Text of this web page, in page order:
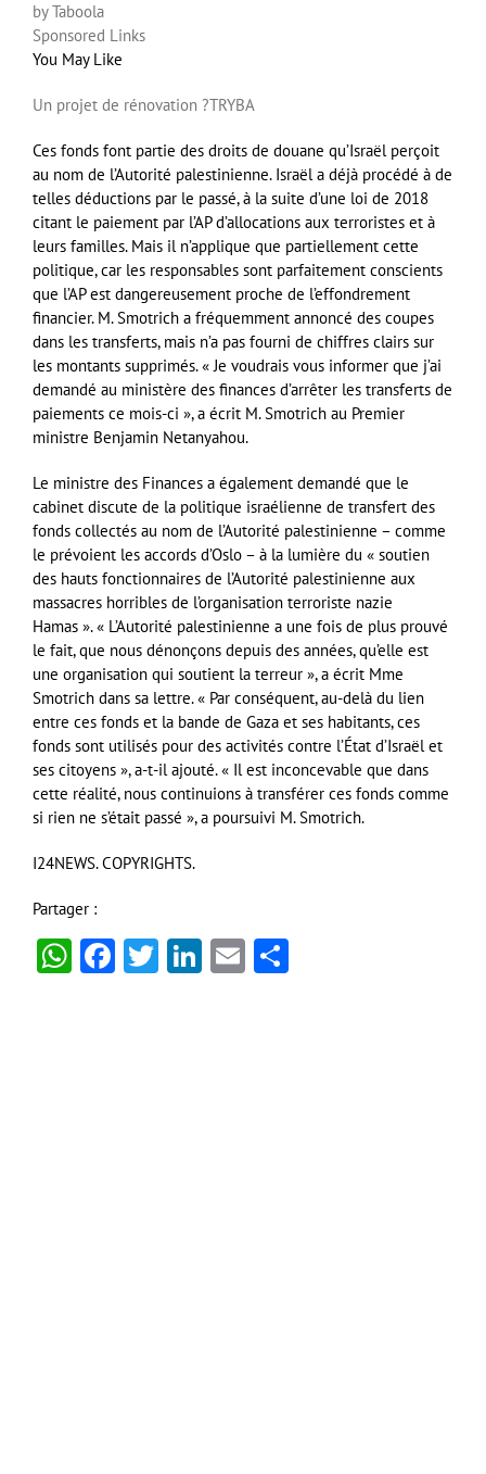
by Taboola
Sponsored Links
You May Like
Un projet de rénovation ?TRYBA
Ces fonds font partie des droits de douane qu’Israël perçoit
au nom de l’Autorité palestinienne. Israël a déjà procédé à de
telles déductions par le passé, à la suite d’une loi de 2018
citant le paiement par l’AP d’allocations aux terroristes et à
leurs familles. Mais il n’applique que partiellement cette
politique, car les responsables sont parfaitement conscients
que l’AP est dangereusement proche de l’effondrement
financier. M. Smotrich a fréquemment annoncé des coupes
dans les transferts, mais n’a pas fourni de chiffres clairs sur
les montants supprimés. « Je voudrais vous informer que j’ai
demandé au ministère des finances d’arrêter les transferts de
paiements ce mois-ci », a écrit M. Smotrich au Premier
ministre Benjamin Netanyahou.
Le ministre des Finances a également demandé que le
cabinet discute de la politique israélienne de transfert des
fonds collectés au nom de l’Autorité palestinienne – comme
le prévoient les accords d’Oslo – à la lumière du « soutien
des hauts fonctionnaires de l’Autorité palestinienne aux
massacres horribles de l’organisation terroriste nazie
Hamas ». « L’Autorité palestinienne a une fois de plus prouvé
le fait, que nous dénonçons depuis des années, qu’elle est
une organisation qui soutient la terreur », a écrit Mme
Smotrich dans sa lettre. « Par conséquent, au-delà du lien
entre ces fonds et la bande de Gaza et ses habitants, ces
fonds sont utilisés pour des activités contre l’État d’Israël et
ses citoyens », a-t-il ajouté. « Il est inconcevable que dans
cette réalité, nous continuions à transférer ces fonds comme
si rien ne s’était passé », a poursuivi M. Smotrich.
I24NEWS. COPYRIGHTS.
Partager :
WhatsApp
Facebook
Twitter
LinkedIn
Email